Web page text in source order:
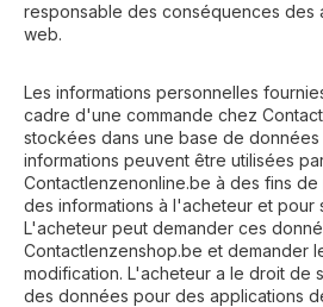
responsable des conséquences des
web.
Les informations personnelles
cadre d'une commande chez
stockées dans une base de données
informations peuvent être utilisées
Contactlenzenonline.be à des fins
des informations à l'acheteur et pour
L'acheteur peut demander ces
Contactlenzenshop.be et demander
modification. L'acheteur a le droit de
des données pour des applications